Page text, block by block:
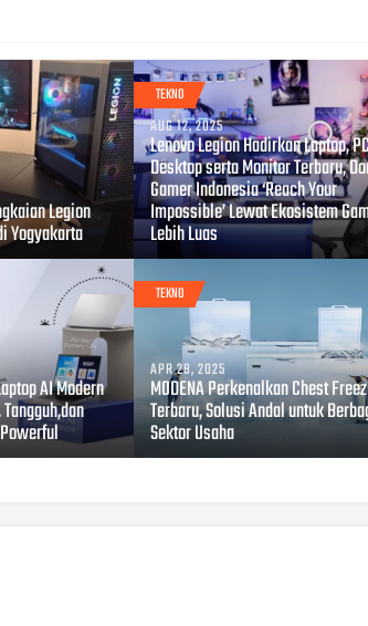
Legion
Yogyakarta
TEKNO
AUG 12, 2025
Lenovo Legion Hadirkan Laptop,
Desktop serta Monitor Terbaru,
Gamer Indonesia ‘Reach Your
Impossible’ Lewat Ekosistem
Lebih Luas
AI Modern
TEKNO
APR 28, 2025
MODENA Perkenalkan Chest
Terbaru, Solusi Andal untuk
Sektor Usaha